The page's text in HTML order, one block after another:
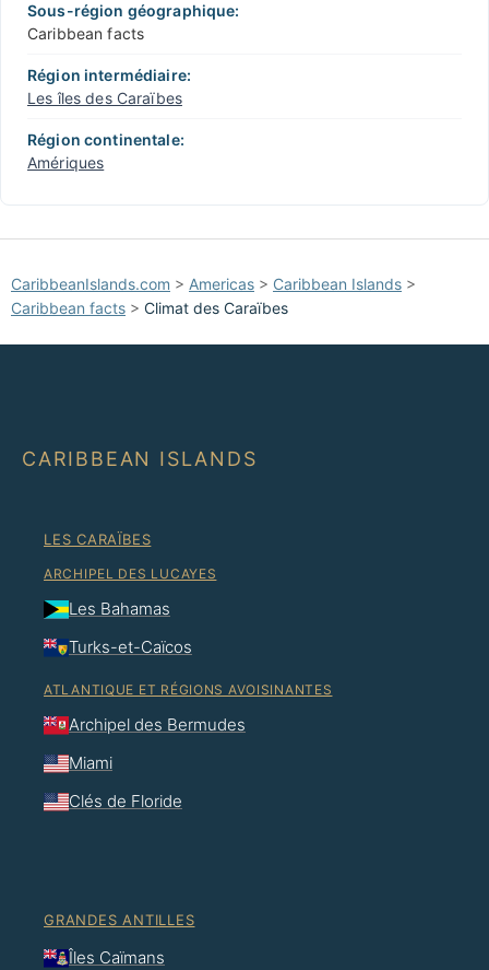
Sous-région géographique:
Caribbean facts
Région intermédiaire:
Les îles des Caraïbes
Région continentale:
Amériques
CaribbeanIslands.com > Americas > Caribbean Islands >
Caribbean facts > Climat des Caraïbes
CARIBBEAN ISLANDS
LES CARAÏBES
ARCHIPEL DES LUCAYES
Les Bahamas
Turks-et-Caïcos
ATLANTIQUE ET RÉGIONS AVOISINANTES
Archipel des Bermudes
Miami
Clés de Floride
GRANDES ANTILLES
Îles Caïmans